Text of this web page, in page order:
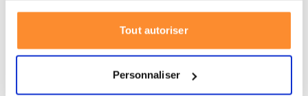
Tout autoriser
Personnaliser
Capacité de filtration jusqu'à 1 150 litres (selon la
Filtre les bactéries et les protozoaires